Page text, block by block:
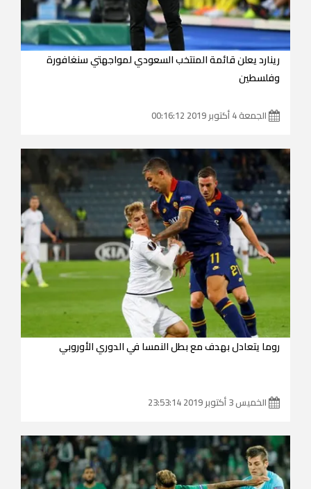
رينارد يعلن قائمة المنتخب السعودي لمواجهتي سنغافورة
وفلسطين
الجمعة 4 أكتوبر 2019 00:16:12
روما يتعادل بهدف مع بطل النمسا في الدوري الأوروبي
الخميس 3 أكتوبر 2019 23:53:14